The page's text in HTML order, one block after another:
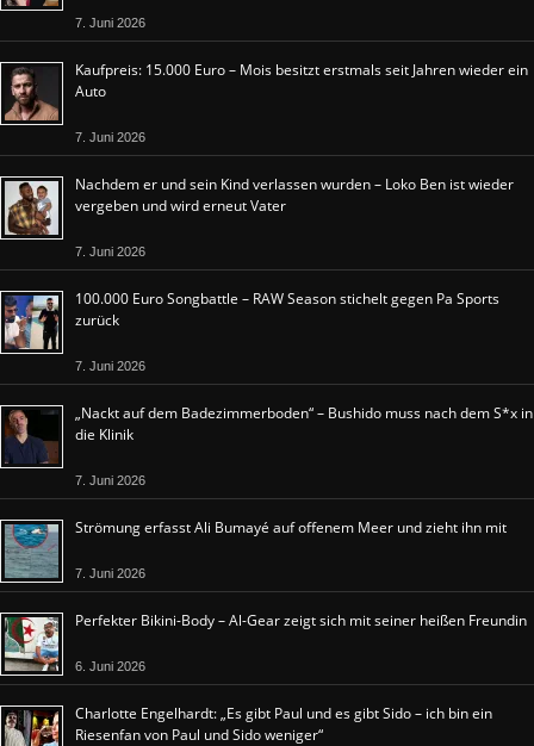
7. Juni 2026
Kaufpreis: 15.000 Euro – Mois besitzt erstmals seit Jahren wieder ein
Auto
7. Juni 2026
Nachdem er und sein Kind verlassen wurden – Loko Ben ist wieder
vergeben und wird erneut Vater
7. Juni 2026
100.000 Euro Songbattle – RAW Season stichelt gegen Pa Sports
zurück
7. Juni 2026
„Nackt auf dem Badezimmerboden“ – Bushido muss nach dem S*x in
die Klinik
7. Juni 2026
Strömung erfasst Ali Bumayé auf offenem Meer und zieht ihn mit
7. Juni 2026
Perfekter Bikini-Body – Al-Gear zeigt sich mit seiner heißen Freundin
6. Juni 2026
Charlotte Engelhardt: „Es gibt Paul und es gibt Sido – ich bin ein
Riesenfan von Paul und Sido weniger“